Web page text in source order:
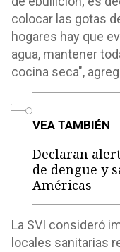
colocar las gotas
hogares hay que
agua, mantener
cocina seca",
VEA TAMBIÉN
Declaran
de dengue y
Américas
La SVI consideró
locales sanitarias